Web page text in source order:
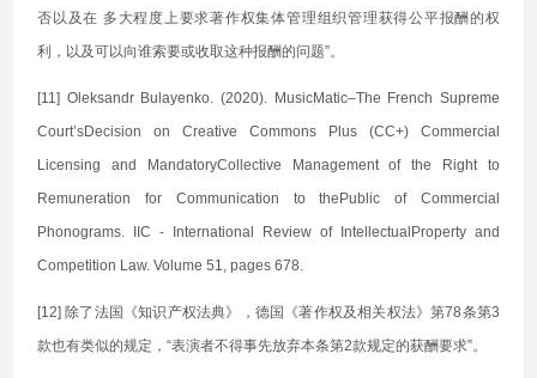
否以及在 多大程度上要求著作权集体管理组织管理获得公平报酬的权
利，以及可以向谁索要或收取这种报酬的问题”。
[11] Oleksandr Bulayenko. (2020). MusicMatic–The French Supreme
Court’sDecision on Creative Commons Plus (CC+) Commercial
Licensing and MandatoryCollective Management of the Right to
Remuneration for Communication to thePublic of Commercial
Phonograms. IIC - International Review of IntellectualProperty and
Competition Law. Volume 51, pages 678.
[12] 除了法国《知识产权法典》，德国《著作权及相关权法》第78条第3
款也有类似的规定，“表演者不得事先放弃本条第2款规定的获酬要求”。